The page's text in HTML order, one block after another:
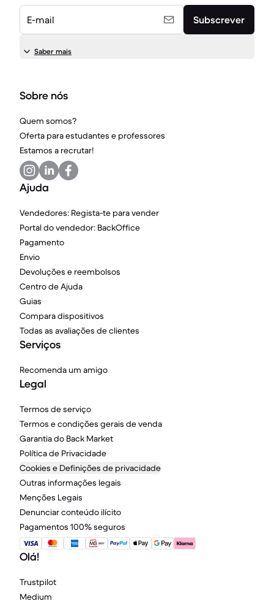
E-mail Subscrever
Saber mais
Sobre nós
Quem somos?
Oferta para estudantes e professores
Estamos a recrutar!
Ajuda
Vendedores: Regista-te para vender
Portal do vendedor: BackOffice
Pagamento
Envio
Devoluções e reembolsos
Centro de Ajuda
Guias
Compara dispositivos
Todas as avaliações de clientes
Serviços
Recomenda um amigo
Legal
Termos de serviço
Termos e condições gerais de venda
Garantia do Back Market
Política de Privacidade
Cookies e Definições de privacidade
Outras informações legais
Menções Legais
Denunciar conteúdo ilícito
Pagamentos 100% seguros
Olá!
Trustpilot
Medium